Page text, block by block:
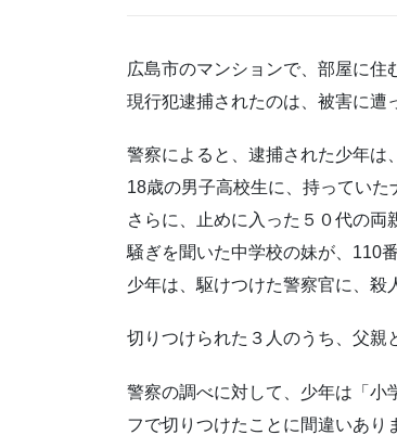
広島市のマンションで、部屋に住
現行犯逮捕されたのは、被害に遭
警察によると、逮捕された少年は
18歳の男子高校生に、持っていた
さらに、止めに入った５０代の両
騒ぎを聞いた中学校の妹が、110
少年は、駆けつけた警察官に、殺
切りつけられた３人のうち、父親
警察の調べに対して、少年は「小
フで切りつけたことに間違いあり